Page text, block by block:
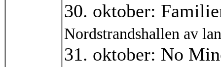
30. oktober:
Nordstrandshallen av
31. oktober: No